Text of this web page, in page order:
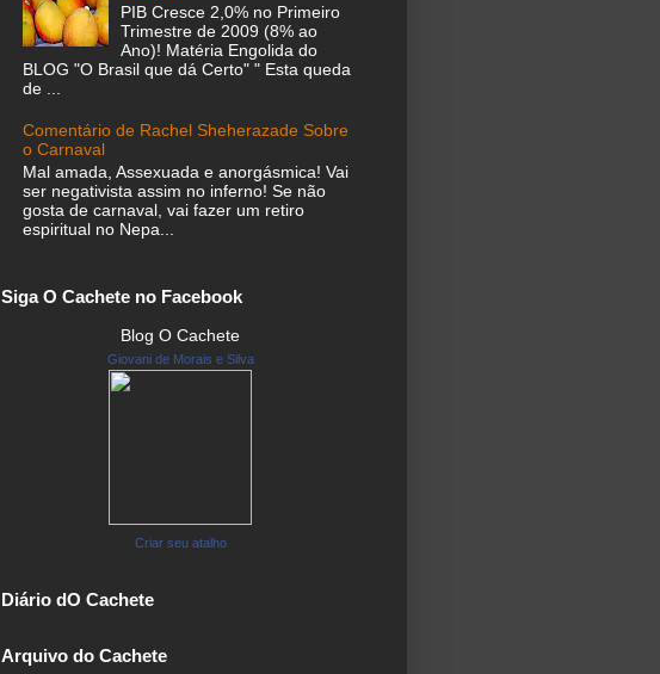
PIB Cresce 2,0% no Primeiro
Trimestre de 2009 (8% ao
Ano)! Matéria Engolida do
BLOG "O Brasil que dá Certo" " Esta queda
de ...
Comentário de Rachel Sheherazade Sobre
o Carnaval
Mal amada, Assexuada e anorgásmica! Vai
ser negativista assim no inferno! Se não
gosta de carnaval, vai fazer um retiro
espiritual no Nepa...
Siga O Cachete no Facebook
Blog O Cachete
Giovani de Morais e Silva
Criar seu atalho
Diário dO Cachete
Arquivo do Cachete